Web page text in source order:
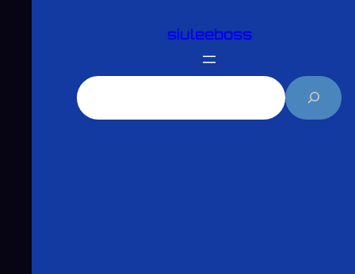
siuleeboss